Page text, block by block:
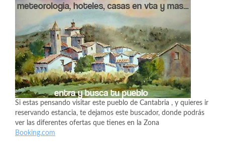
Si estas pensando visitar este pueblo de Cantabria , y quieres ir
reservando estancia, te dejamos este buscador, donde podrás
ver las diferentes ofertas que tienes en la Zona
Booking.com